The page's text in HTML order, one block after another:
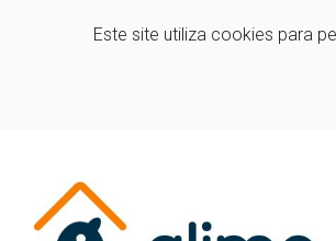
Este site utiliza cookies para